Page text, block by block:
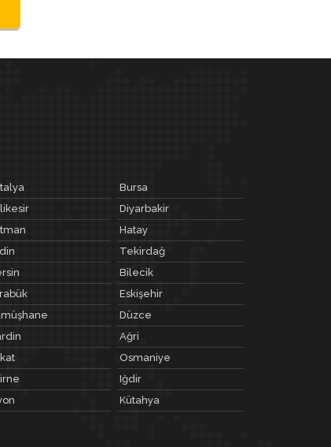
Bursa
Diyarbakir
Hatay
Tekirdağ
Bilecik
Eskişehir
Düzce
Ağri
Osmaniye
Iğdir
Kütahya